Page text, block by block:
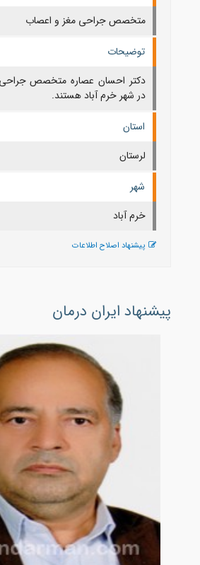
متخصص جراحی مغز و اعصاب
توضیحات
دکتر احسان عصاره متخصص
در شهر خرم آباد هستند.
استان
لرستان
شهر
خرم آباد
پیشنهاد اصلاح اطلاعات
پیشنهاد ایران درمان